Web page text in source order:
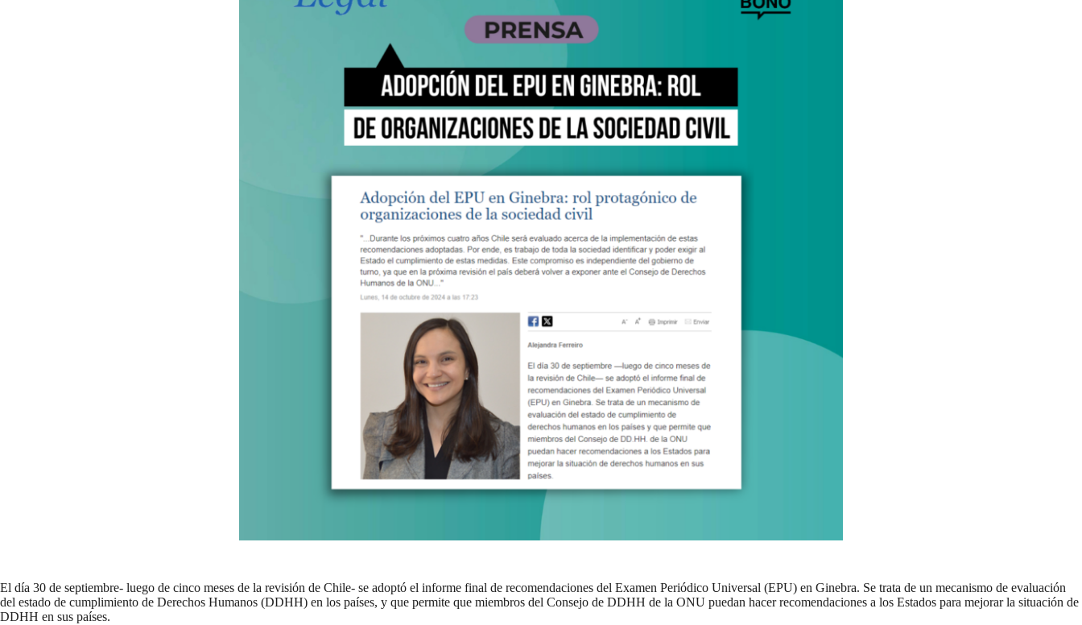
El día 30 de septiembre- luego de cinco meses de la revisión de Chile- se adoptó el informe final de recomendaciones del Examen Periódico Universal (EPU) en Ginebra. Se trata de un mecanismo de evaluación
del estado de cumplimiento de Derechos Humanos (DDHH) en los países, y que permite que miembros del Consejo de DDHH de la ONU puedan hacer recomendaciones a los Estados para mejorar la situación de
DDHH en sus países.